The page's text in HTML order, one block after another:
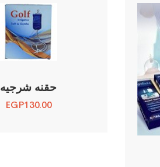
حقنه شرجيه
EGP130.00